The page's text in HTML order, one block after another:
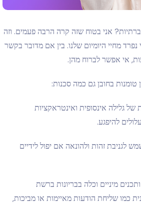
אני בטוח שזה קרה הרבה פעמים. וזה
מחיי היומיום שלנו. בין אם מדובר בקשר
אי אפשר לברוח מהן.
טומנות בחובן גם כמה סכנות:
גלילה אינסופית ואינטראקציות
להיפגע.
לגניבת זהות ולהונאה אם יפול לידיים
מיניים וכלה בבריונות ברשת
כמו שליחת הודעות מאיימות או מביכות,